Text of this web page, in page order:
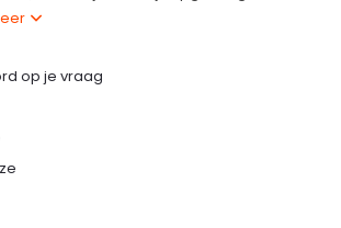
op je vraag